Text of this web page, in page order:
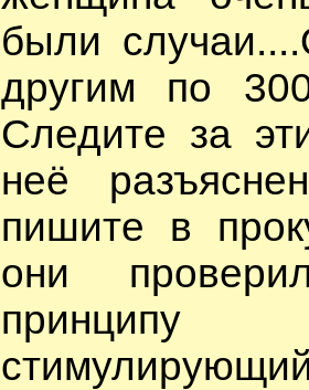
были
другим по
Следите за
неё
пишите в
они
принципу